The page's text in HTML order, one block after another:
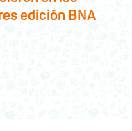
edición BNA